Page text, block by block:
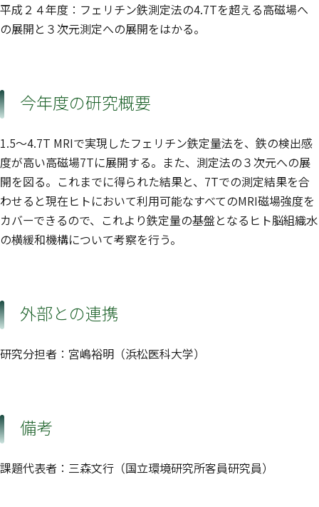
平成２４年度：フェリチン鉄測定法の4.7Tを超える高磁場へ
の展開と３次元測定への展開をはかる。
今年度の研究概要
1.5〜4.7T MRIで実現したフェリチン鉄定量法を、鉄の検出感
度が高い高磁場7Tに展開する。また、測定法の３次元への展
開を図る。これまでに得られた結果と、7Tでの測定結果を合
わせると現在ヒトにおいて利用可能なすべてのMRI磁場強度を
カバーできるので、これより鉄定量の基盤となるヒト脳組織水
の横緩和機構について考察を行う。
外部との連携
研究分担者：宮嶋裕明（浜松医科大学）
備考
課題代表者：三森文行（国立環境研究所客員研究員）